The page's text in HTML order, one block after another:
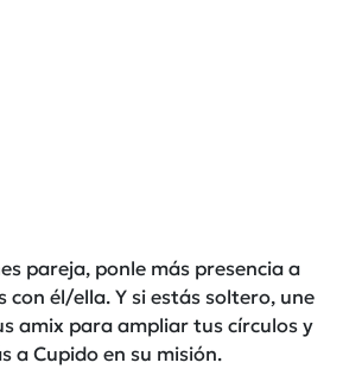
pareja, ponle más presencia a
con él/ella. Y si estás soltero, une
amix para ampliar tus círculos y
a Cupido en su misión.